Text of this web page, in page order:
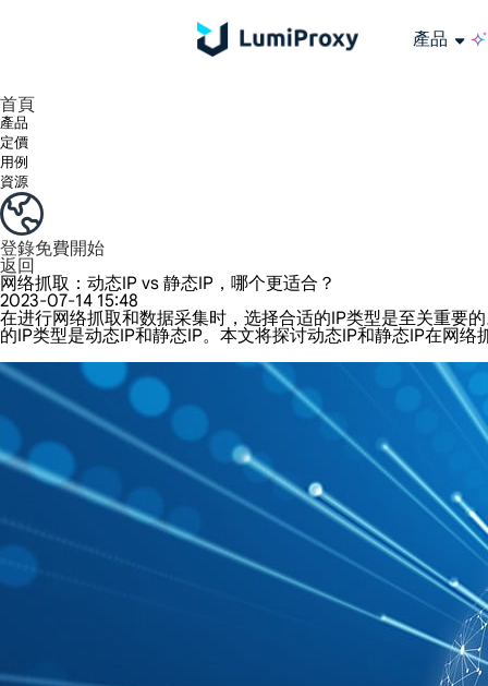
產品
首頁
產品
定價
用例
資源
登錄免費開始
返回
网络抓取：动态IP vs 静态IP，哪个更适合？
2023-07-14 15:48
在进行网络抓取和数据采集时，选择合适的IP类型是至关重要
的IP类型是动态IP和静态IP。本文将探讨动态IP和静态IP在网